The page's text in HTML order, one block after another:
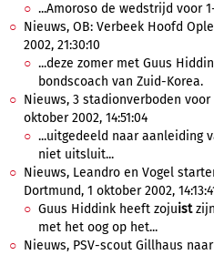
...Amoroso de wedstrijd voor
Nieuws, OB: Verbeek Hoofd
2002, 21:30:10
...deze zomer met Guus
bondscoach van Zuid-Korea.
Nieuws, 3 stadionverboden voor
oktober 2002, 14:51:04
...uitgedeeld naar aanleiding
niet uitsluit...
Nieuws, Leandro en Vogel
Dortmund, 1 oktober 2002,
Guus Hiddink heeft zojuist
met het oog op het...
Nieuws, PSV-scout Gillhaus